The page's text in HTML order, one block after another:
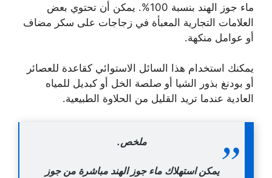
ماء جوز الهند بنسبة 100%. يمكن أن تحتوي بعض
العلامات التجارية المعبأة في زجاجات على سكر مضاف
أو عوامل منكهة.
يمكنك استخدام هذا السائل الاستوائي كقاعدة للعصائر
أو بودنغ بذور الشيا أو صلصة الخل أو كبديل للمياه
العادية عندما تريد القليل من الحلاوة الطبيعية.
ملخص.
يمكن استهلاك ماء جوز الهند مباشرة من جوز